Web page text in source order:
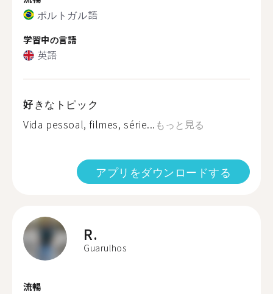
ポルトガル語
学習中の言語
英語
好きなトピック
Vida pessoal, filmes, série... もっと見る
アプリをダウンロードする
R.
Guarulhos
流暢